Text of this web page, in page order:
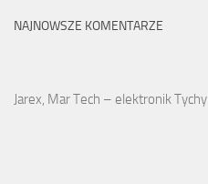
NAJNOWSZE KOMENTARZE
Jarex, Mar Tech – elektronik Tychy